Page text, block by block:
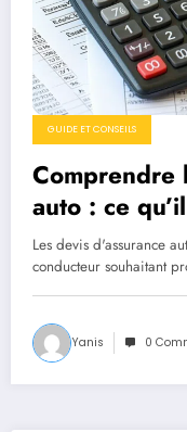
GUIDE ET CONSEILS
Comprendre
auto : ce
Les devis d'assurance
conducteur souhaitant
Yanis 0